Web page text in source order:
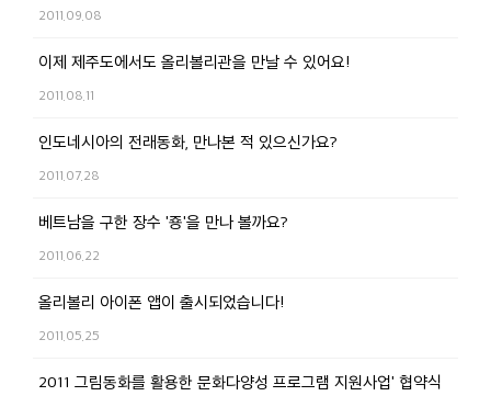
2011.09.08
이제 제주도에서도 올리볼리관을 만날 수 있어요!
2011.08.11
인도네시아의 전래동화, 만나본 적 있으신가요?
2011.07.28
베트남을 구한 장수 '죵'을 만나 볼까요?
2011.06.22
올리볼리 아이폰 앱이 출시되었습니다!
2011.05.25
2011 그림동화를 활용한 문화다양성 프로그램 지원사업' 협약식